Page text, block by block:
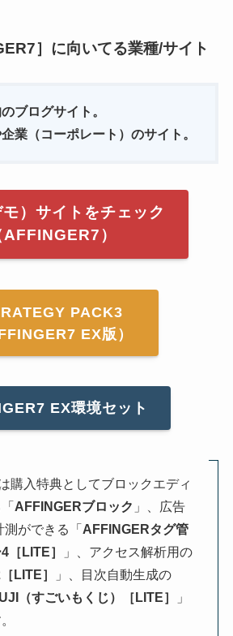
］に向いてる業種/サイト
ブログサイト。
業（コーポレート）のサイト。
）サイトをチェック
AFFINGER7）
PACK3
EX版）
EX環境セット
購入特典としてブロックエディ
AFFINGERブロック 」、広告
ができる「 AFFINGERタグ管
［LITE］
」、アクセス解析用の
LITE］
」、目次自動生成の
（すごいもくじ）［LITE］
」